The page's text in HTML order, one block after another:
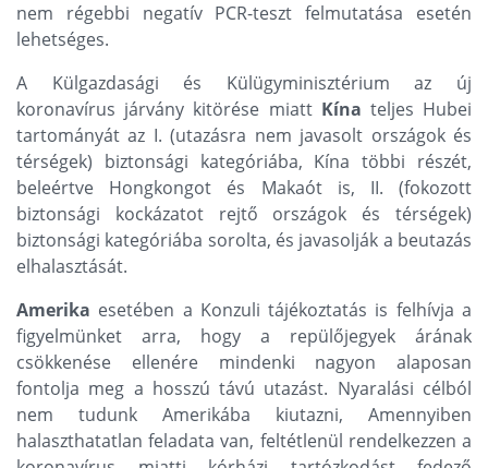
nem régebbi negatív PCR-teszt felmutatása esetén
lehetséges.
A Külgazdasági és Külügyminisztérium az új
koronavírus járvány kitörése miatt Kína teljes Hubei
tartományát az I. (utazásra nem javasolt országok és
térségek) biztonsági kategóriába, Kína többi részét,
beleértve Hongkongot és Makaót is, II. (fokozott
biztonsági kockázatot rejtő országok és térségek)
biztonsági kategóriába sorolta, és javasolják a beutazás
elhalasztását.
Amerika esetében a Konzuli tájékoztatás is felhívja a
figyelmünket arra, hogy a repülőjegyek árának
csökkenése ellenére mindenki nagyon alaposan
fontolja meg a hosszú távú utazást. Nyaralási célból
nem tudunk Amerikába kiutazni, Amennyiben
halaszthatatlan feladata van, feltétlenül rendelkezzen a